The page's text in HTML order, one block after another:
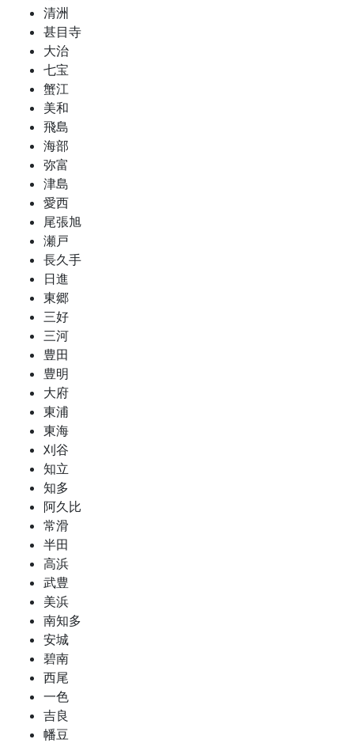
清洲
甚目寺
大治
七宝
蟹江
美和
飛島
海部
弥富
津島
愛西
尾張旭
瀬戸
長久手
日進
東郷
三好
三河
豊田
豊明
大府
東浦
東海
刈谷
知立
知多
阿久比
常滑
半田
高浜
武豊
美浜
南知多
安城
碧南
西尾
一色
吉良
幡豆